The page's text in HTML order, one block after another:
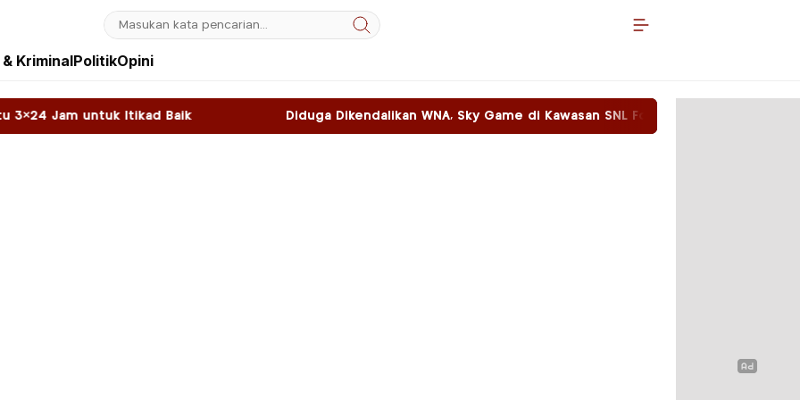
KriminalPolitikOpini
Baik Diduga Dikendalikan WNA, Sky Game di Kawasan SNL Food Beroperasi Dengan Bebas